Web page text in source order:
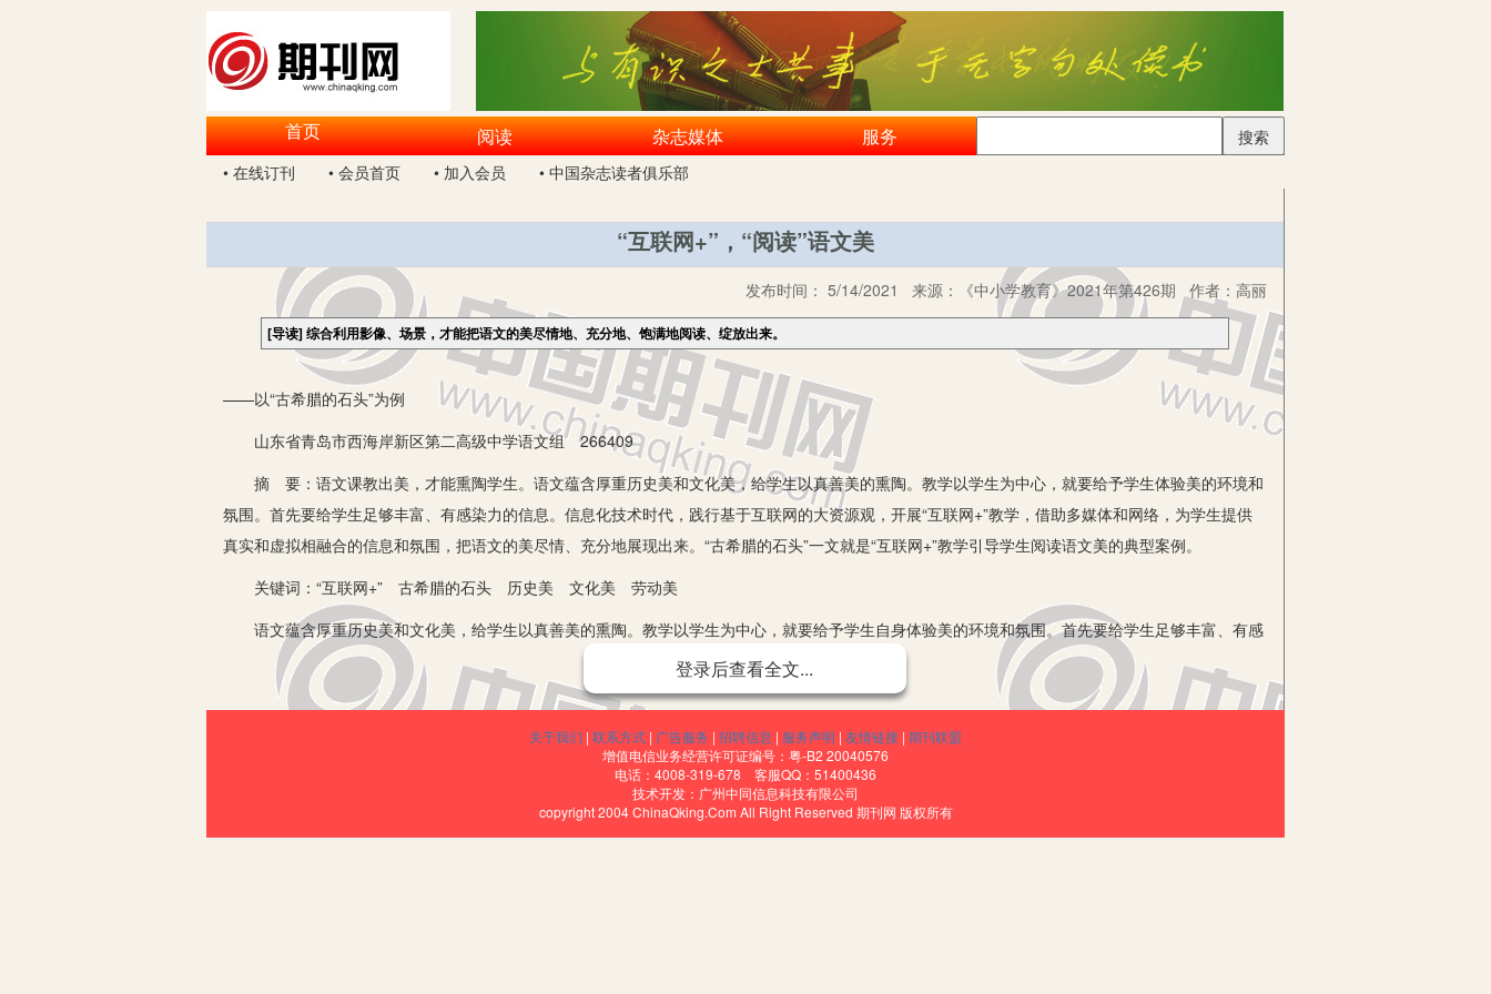
首页 阅读 杂志媒体 服务
搜索
• 在线订刊
• 会员首页 • 加入会员 • 中国杂志读者俱乐部
“互联网+”，“阅读”语文美
发布时间： 5/14/2021 来源： 《中小学教育》2021年第426期 作者： 高丽
[导读]综合利用影像、场景，才能把语文的美尽情地、充分地、饱满地阅读、绽放出来。
——以“古希腊的石头”为例
山东省青岛市西海岸新区第二高级中学语文组 266409
摘 要：语文课教出美，才能熏陶学生。语文蕴含厚重历史美和文化美，给学生以真善美的熏陶。教学以学生为中心，就要给予学生体验美的环境和
氛围。首先要给学生足够丰富、有感染力的信息。信息化技术时代，践行基于互联网的大资源观，开展“互联网+”教学，借助多媒体和网络，为学生提供
真实和虚拟相融合的信息和氛围，把语文的美尽情、充分地展现出来。“古希腊的石头”一文就是“互联网+”教学引导学生阅读语文美的典型案例。
关键词：“互联网+” 古希腊的石头 历史美 文化美 劳动美
语文蕴含厚重历史美和文化美，给学生以真善美的熏陶。教学以学生为中心，就要给予学生自身体验美的环境和氛围。首先要给学生足够丰富、有感
染力的信息。除文字以外，综合利用影像、场景，才能把语文的美尽情地、充分地、饱满地阅读、绽放出来。
而欣赏美，需要调动学生视觉感官和听觉感官。师生可以践行基于互联网的大资源观，开展“互联网+”语文教学，利用网络多媒体在视听方面独特优
势，在课堂中有意识地加入视听材料，营造主题氛围，学生可以在良好的课堂氛围中感受、读出文学艺术的魅力，事半功倍。
语文课教出美，才能熏陶学生。冯骥才先生在“古希腊的石头”一文中提出历史美和文化美。如何引导学生发现、鉴赏这两种美？首先要领悟文本表达
登录后查看全文...
关于我们 | 联系方式 | 广告服务 | 招聘信息 | 服务声明 | 友情链接 | 期刊联盟
增值电信业务经营许可证编号：粤-B2 20040576
电话：4008-319-678 客服QQ：51400436
技术开发：广州中同信息科技有限公司
copyright 2004 ChinaQking.Com All Right Reserved 期刊网 版权所有